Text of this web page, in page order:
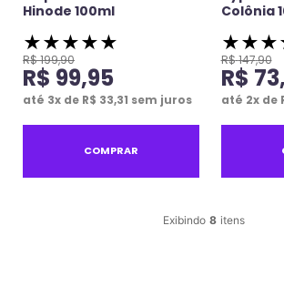
Hinode 100ml
★★★★★
R$199,90
R$ 99,95
até 3x de R$ 33,31 sem juros
COMPRAR
Colônia
★★★
R$147,90
R$ 73,
até 2x de
8